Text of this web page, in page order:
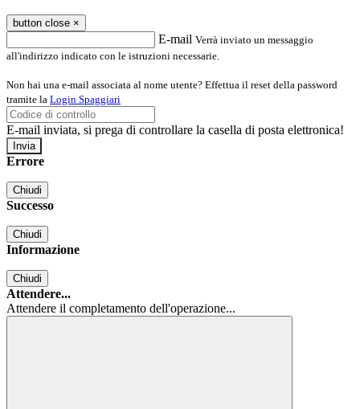
button close ×
E-mail Verrà inviato un messaggio
all'indirizzo indicato con le istruzioni necessarie.
Non hai una e-mail associata al nome utente? Effettua il reset della password
tramite la Login Spaggiari
E-mail inviata, si prega di controllare la casella di posta elettronica!
Errore
Chiudi
Successo
Chiudi
Informazione
Chiudi
Attendere...
Attendere il completamento dell'operazione...